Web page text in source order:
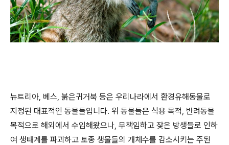
뉴트리아, 베스, 붉은귀거북 등은 우리나라에서 환경유해동물로
지정된 대표적인 동물들입니다. 위 동물들은 식용 목적, 반려동물
목적으로 해외에서 수입해왔으나, 무책임하고 잦은 방생들로 인하
여 생태계를 파괴하고 토종 생물들의 개체수를 감소시키는 주된